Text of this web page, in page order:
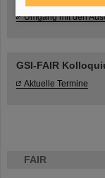
FAIR
Umgang mit den
GSI-FAIR
Aktuelle Termine